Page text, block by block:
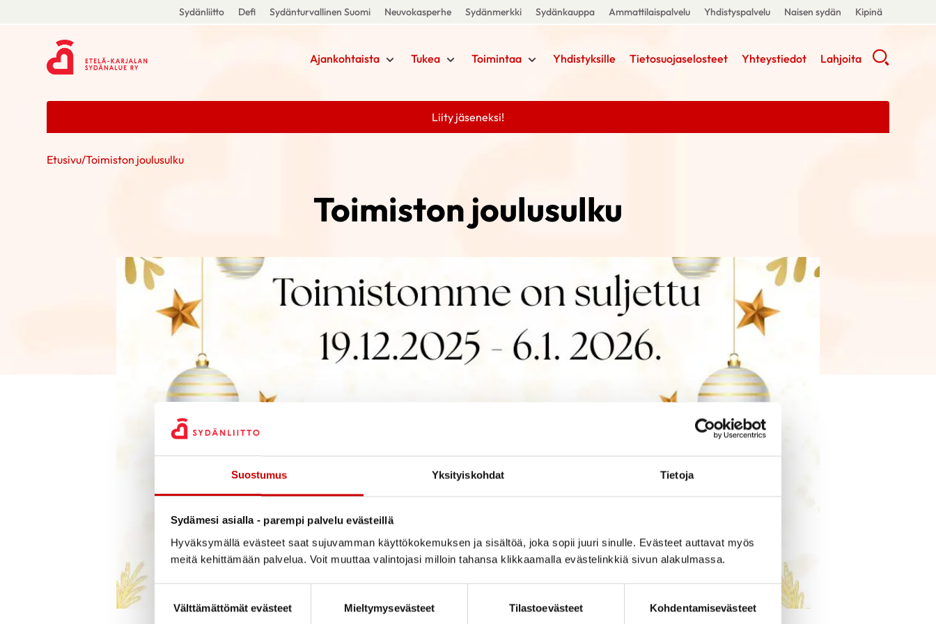
Suostumus Yksityiskohdat Tietoja
Sydämesi asialla - parempi palvelu evästeillä
Hyväksymällä evästeet saat sujuvamman käyttökokemuksen ja sisältöä, joka sopii juuri sinulle. Evästeet auttavat myös
meitä kehittämään palvelua. Voit muuttaa valintojasi milloin tahansa klikkaamalla evästelinkkiä sivun alakulmassa.
Välttämättömät evästeet
Mieltymysevästeet Tilastoevästeet Kohdentamisevästeet
Sydänliitto Defi Sydänturvallinen Suomi Neuvokasperhe Sydänmerkki Sydänkauppa Ammattilaispalvelu Yhdistyspalvelu Naisen sydän Kipinä
Ajankohtaista Tukea Toimintaa Yhdistyksille Tietosuojaselosteet Yhteystiedot Lahjoita
Liity jäseneksi!
Etusivu/Toimiston joulusulku
Toimiston joulusulku